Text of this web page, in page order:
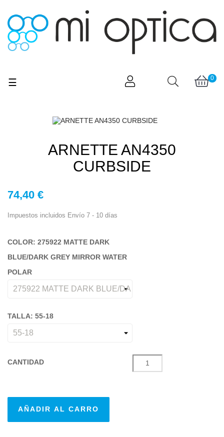
0
Navegación
☰
ARNETTE AN4350
CURBSIDE
74,40 €
Impuestos incluidos Envío 7 - 10 días
COLOR: 275922 MATTE DARK
BLUE/DARK GREY MIRROR WATER
POLAR
TALLA: 55-18
CANTIDAD
AÑADIR AL CARRO